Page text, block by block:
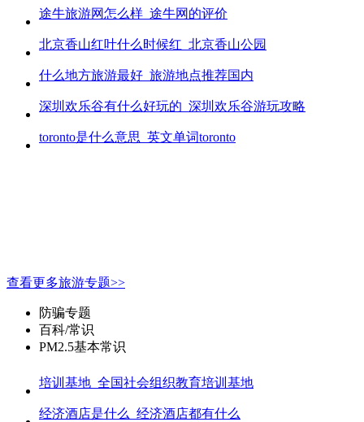
途牛旅游网怎么样_途牛网的评价
北京香山红叶什么时候红_北京香山公园
什么地方旅游最好_旅游地点推荐国内
深圳欢乐谷有什么好玩的_深圳欢乐谷游玩攻略
toronto是什么意思_英文单词toronto
查看更多旅游专题>>
防骗专题
百科/常识
PM2.5基本常识
培训基地_全国社会组织教育培训基地
经济酒店是什么_经济酒店都有什么